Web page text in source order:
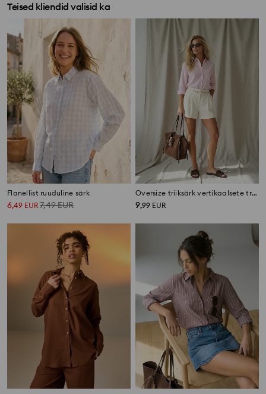
Teised kliendid valisid ka
Flanellist ruuduline särk
6,49 EUR7,49EUR
Oversize triiksärk vertikaalsete triipudega, viskoosist
9,99 EUR